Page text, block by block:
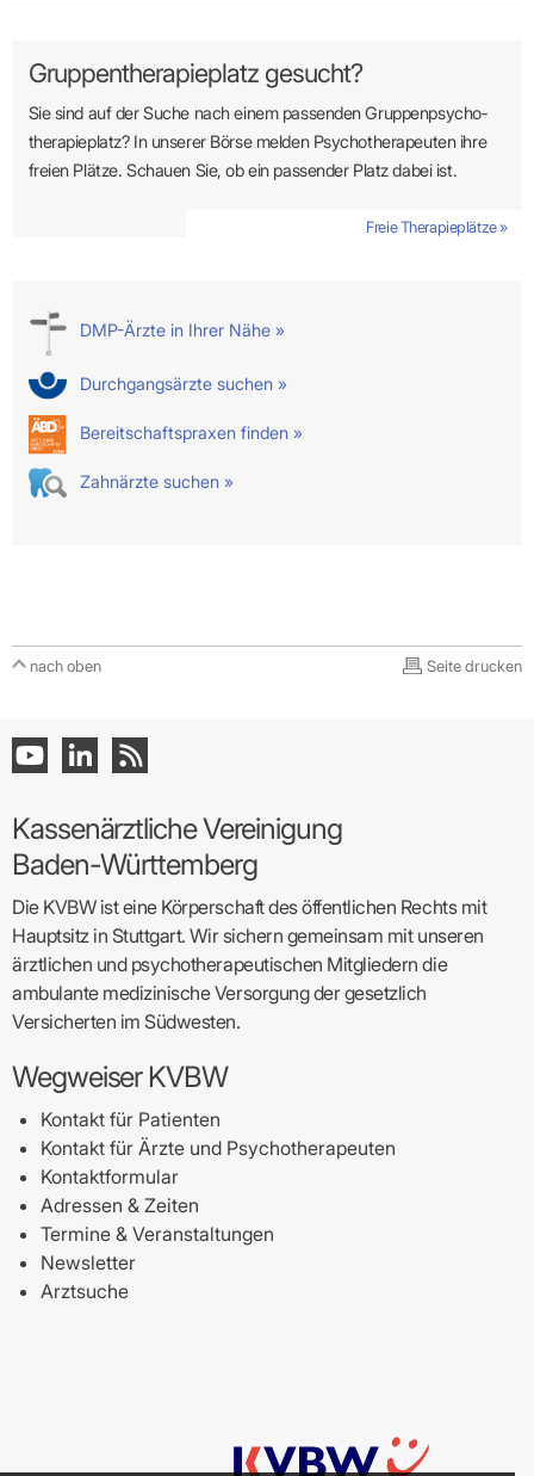
Gruppentherapieplatz gesucht?
Sie sind auf der Suche nach einem passenden Gruppen­psycho­
therapie­platz? In unserer Börse melden Psycho­­thera­­peuten ihre
freien Plätze. Schauen Sie, ob ein passender Platz dabei ist.
Freie Therapieplätze »
DMP-Ärzte in Ihrer Nähe »
Durchgangsärzte suchen »
Bereitschaftspraxen finden »
Zahnärzte suchen »
nach oben Seite drucken
Kassenärztliche Vereinigung
Baden-Württemberg
Die KVBW ist eine Körperschaft des öffentlichen Rechts mit
Hauptsitz in Stuttgart. Wir sichern gemeinsam mit unseren
ärztlichen und psychotherapeutischen Mitgliedern die
ambulante medizinische Versorgung der gesetzlich
Versicherten im Südwesten.
Wegweiser KVBW
Kontakt für Patienten
Kontakt für Ärzte und Psychotherapeuten
Kontaktformular
Adressen & Zeiten
Termine & Veranstaltungen
Newsletter
Arztsuche